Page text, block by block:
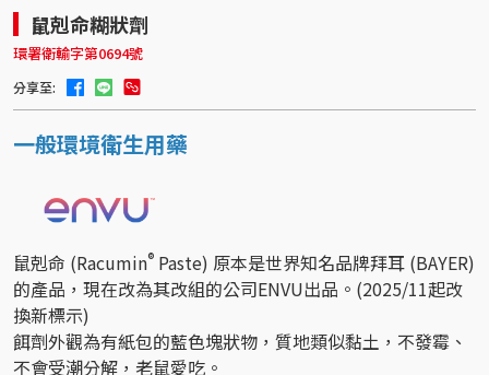
鼠剋命糊狀劑
環署衛輸字第0694號
分享至:
一般環境衛生用藥
鼠剋命 (Racumin® Paste) 原本是世界知名品牌拜耳 (BAYER)
的產品，現在改為其改組的公司ENVU出品。(2025/11起改
換新標示)
餌劑外觀為有紙包的藍色塊狀物，質地類似黏土，不發霉、
不會受潮分解，老鼠愛吃。